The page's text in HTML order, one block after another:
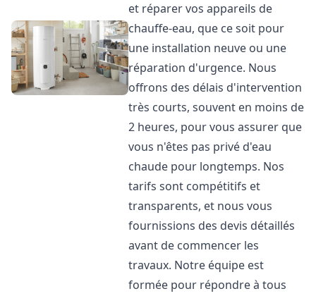
et réparer vos appareils de
chauffe-eau, que ce soit pour
une installation neuve ou une
réparation d'urgence. Nous
offrons des délais d'intervention
très courts, souvent en moins de
2 heures, pour vous assurer que
vous n'êtes pas privé d'eau
chaude pour longtemps. Nos
tarifs sont compétitifs et
transparents, et nous vous
fournissions des devis détaillés
avant de commencer les
travaux. Notre équipe est
formée pour répondre à tous